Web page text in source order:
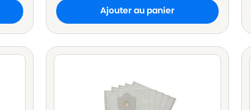
Ajouter au panier